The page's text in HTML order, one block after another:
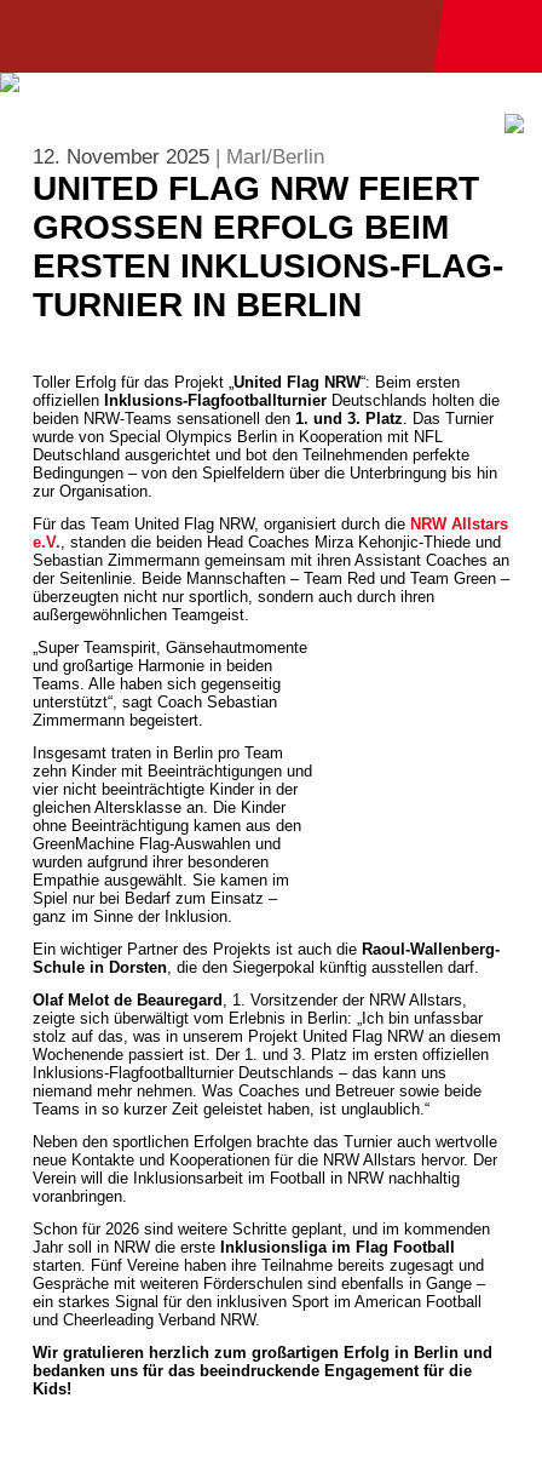
12. November 2025 | Marl/Berlin
UNITED FLAG NRW FEIERT
GROSSEN ERFOLG BEIM E
RSTEN INKLUSIONS-FLAG-T
URNIER IN BERLIN
Toller Erfolg für das Projekt „United Flag NRW“: Beim ersten
offiziellen Inklusions-FlagfootballturnierDeutschlands holten die
beiden NRW-Teams sensationell den 1. und 3. Platz. Das Turnier
wurde von Special Olympics Berlin in Kooperation mit NFL
Deutschland ausgerichtet und bot den Teilnehmenden perfekte
Bedingungen – von den Spielfeldern über die Unterbringung bis hin
zur Organisation.
Für das Team United Flag NRW, organisiert durch die NRW Allstars
e.V., standen die beiden Head Coaches Mirza Kehonjic-Thiede und
Sebastian Zimmermann gemeinsam mit ihren Assistant Coaches an
der Seitenlinie. Beide Mannschaften – Team Red und Team Green –
überzeugten nicht nur sportlich, sondern auch durch ihren
außergewöhnlichen Teamgeist.
„Super Teamspirit, Gänsehautmomente
und großartige Harmonie in beiden
Teams. Alle haben sich gegenseitig
unterstützt“, sagt Coach Sebastian
Zimmermann begeistert.
Insgesamt traten in Berlin pro Team
zehn Kinder mit Beeinträchtigungen und
vier nicht beeinträchtigte Kinder in der
gleichen Altersklasse an. Die Kinder
ohne Beeinträchtigung kamen aus den
GreenMachine Flag-Auswahlen und
wurden aufgrund ihrer besonderen
Empathie ausgewählt. Sie kamen im
Spiel nur bei Bedarf zum Einsatz –
ganz im Sinne der Inklusion.
Ein wichtiger Partner des Projekts ist auch die Raoul-Wallenberg-
Schule in Dorsten, die den Siegerpokal künftig ausstellen darf.
Olaf Melot de Beauregard , 1. Vorsitzender der NRW Allstars,
zeigte sich überwältigt vom Erlebnis in Berlin: „Ich bin unfassbar
stolz auf das, was in unserem Projekt United Flag NRW an diesem
Wochenende passiert ist. Der 1. und 3. Platz im ersten offiziellen
Inklusions-Flagfootballturnier Deutschlands – das kann uns
niemand mehr nehmen. Was Coaches und Betreuer sowie beide
Teams in so kurzer Zeit geleistet haben, ist unglaublich.“
Neben den sportlichen Erfolgen brachte das Turnier auch wertvolle
neue Kontakte und Kooperationen für die NRW Allstars hervor. Der
Verein will die Inklusionsarbeit im Football in NRW nachhaltig
voranbringen.
Schon für 2026 sind weitere Schritte geplant, und im kommenden
Jahr soll in NRW die erste Inklusionsliga im Flag Football
starten. Fünf Vereine haben ihre Teilnahme bereits zugesagt und
Gespräche mit weiteren Förderschulen sind ebenfalls in Gange –
ein starkes Signal für den inklusiven Sport im American Football
und Cheerleading Verband NRW.
Wir gratulieren herzlich zum großartigen Erfolg in Berlin und
bedanken uns für das beeindruckende Engagement für die
Kids!